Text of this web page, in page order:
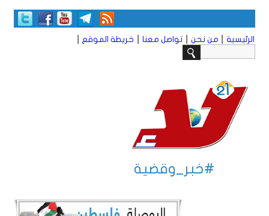
الرئيسية من نحن تواصل معنا خريطة الموقع
#خبر_وقضية